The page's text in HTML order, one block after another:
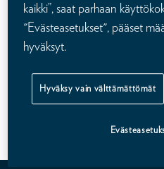
Kalevan vuosikertomus sekä
vuosikatsaus on julkaistu.
kaikki”, saat parhaan
"Evästeasetukset", pääset
hyväksyt.
Hyväksy vain välttämättömät